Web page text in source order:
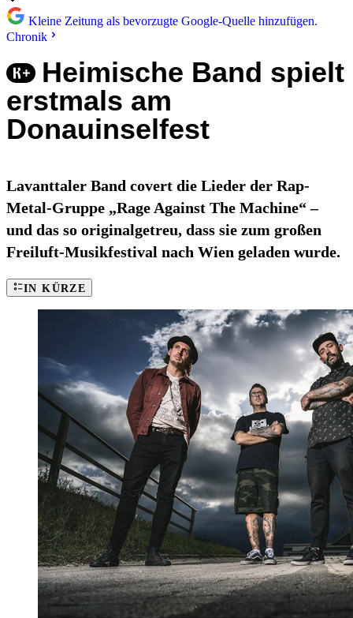
Kleine Zeitung als bevorzugte Google-Quelle hinzufügen.
Chronik
Heimische Band spielt
erstmals am
Donauinselfest
Lavanttaler Band covert die Lieder der Rap-
Metal-Gruppe „Rage Against The Machine“ –
und das so originalgetreu, dass sie zum großen
Freiluft-Musikfestival nach Wien geladen wurde.
IN KÜRZE